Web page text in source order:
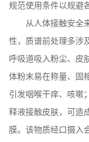
规范使用条件以规避
从人体接触安全
性，质谱前处理多涉
呼吸道吸入粉尘、皮
体粉末易在称量、固
引发咽喉干痒、咳嗽
释液接触皮肤，可造
膜。该物质经口摄入